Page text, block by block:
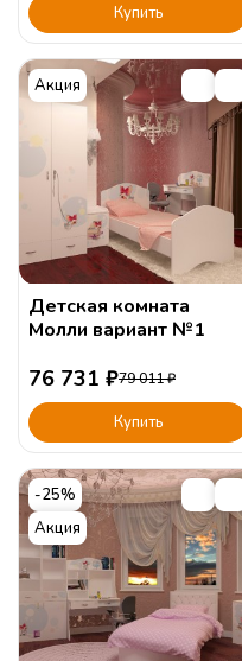
Купить
Акция
Детская комната
Молли вариант №1
76 731 ₽79 011₽
Купить
-25%
Акция